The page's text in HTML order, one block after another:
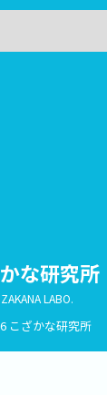
な研究所
LABO.
こざかな研究所